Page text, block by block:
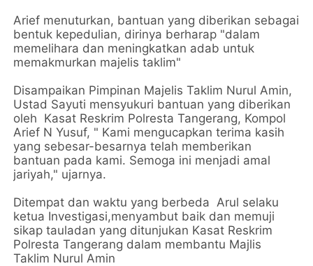
Arief menuturkan, bantuan yang diberikan sebagai
bentuk kepedulian, dirinya berharap "dalam
memelihara dan meningkatkan adab untuk
memakmurkan majelis taklim"
Disampaikan Pimpinan Majelis Taklim Nurul Amin,
Ustad Sayuti mensyukuri bantuan yang diberikan
oleh Kasat Reskrim Polresta Tangerang, Kompol
Arief N Yusuf, " Kami mengucapkan terima kasih
yang sebesar-besarnya telah memberikan
bantuan pada kami. Semoga ini menjadi amal
jariyah," ujarnya.
Ditempat dan waktu yang berbeda Arul selaku
ketua Investigasi,menyambut baik dan memuji
sikap tauladan yang ditunjukan Kasat Reskrim
Polresta Tangerang dalam membantu Majlis
Taklim Nurul Amin